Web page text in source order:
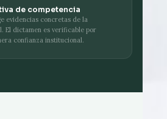
de competencia
evidencias concretas de la
El dictamen es verificable por
confianza institucional.